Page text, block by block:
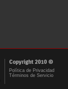
Copyright 2010 ©
Política de Privacidad
Términos de Servicio